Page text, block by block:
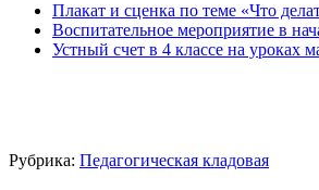
Плакат и сценка по теме «Что
Воспитательное мероприятие в
Устный счет в 4 классе на уроках
Рубрика: Педагогическая кладовая